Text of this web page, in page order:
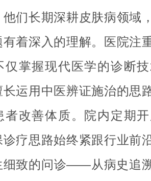
们长期深耕皮肤病领域
有着深入的理解。医院注
仅掌握现代医学的诊断
长运用中医辨证施治的思
者改善体质。院内定期
疗思路始终紧跟行业前
细致的问诊——从病史追